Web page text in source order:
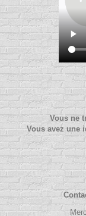
Vous ne
Vous avez une